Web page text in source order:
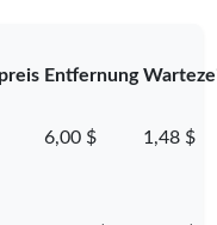
Entfernung
6,00 $ 1,48 $